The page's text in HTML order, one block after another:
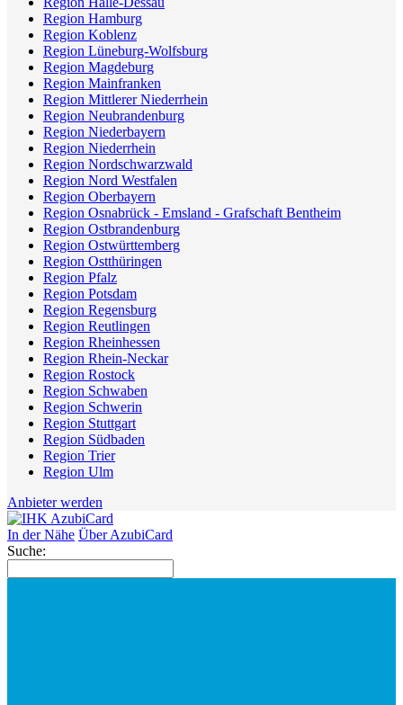
Region Hamburg
Region Koblenz
Region Lüneburg-Wolfsburg
Region Magdeburg
Region Mainfranken
Region Mittlerer Niederrhein
Region Neubrandenburg
Region Niederbayern
Region Niederrhein
Region Nordschwarzwald
Region Nord Westfalen
Region Oberbayern
Region Osnabrück - Emsland - Grafschaft Bentheim
Region Ostbrandenburg
Region Ostwürttemberg
Region Ostthüringen
Region Pfalz
Region Potsdam
Region Regensburg
Region Reutlingen
Region Rheinhessen
Region Rhein-Neckar
Region Rostock
Region Schwaben
Region Schwerin
Region Stuttgart
Region Südbaden
Region Trier
Region Ulm
Anbieter werden
In der Nähe Über AzubiCard
Suche: